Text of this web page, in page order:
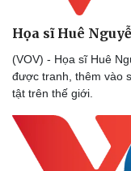
Họa sĩ Huê
(VOV) - Họa sĩ Huê
được tranh, thêm vào
tật trên thế giới.